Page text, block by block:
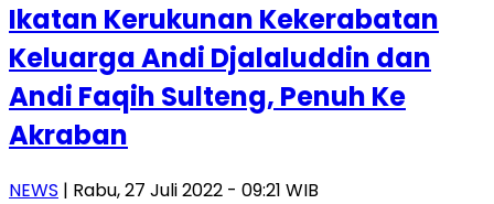
Ikatan Kerukunan Kekerabatan
Keluarga Andi Djalaluddin dan
Andi Faqih Sulteng, Penuh Ke
Akraban
NEWS | Rabu, 27 Juli 2022 - 09:21 WIB